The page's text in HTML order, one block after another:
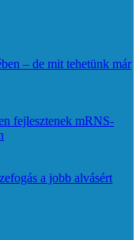
– de mit tehetünk már
fejlesztenek mRNS-
a jobb alvásért